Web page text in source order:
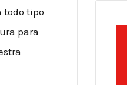
todo tipo
para